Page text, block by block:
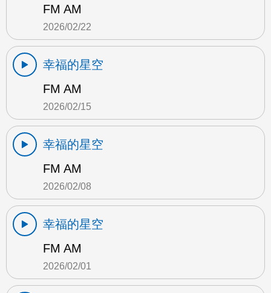
FM AM
2026/02/22
幸福的星空
FM AM
2026/02/15
幸福的星空
FM AM
2026/02/08
幸福的星空
FM AM
2026/02/01